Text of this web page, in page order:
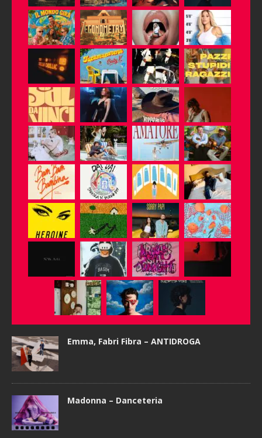
Emma, Fabri Fibra – ANTIDROGA
Madonna – Danceteria